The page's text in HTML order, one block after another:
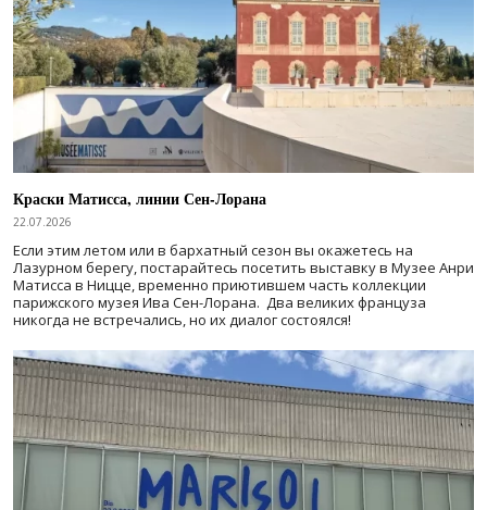
Краски Матисса, линии Сен-Лорана
22.07.2026
Если этим летом или в бархатный сезон вы окажетесь на
Лазурном берегу, постарайтесь посетить выставку в Музее Анри
Матисса в Ницце, временно приютившем часть коллекции
парижского музея Ива Сен-Лорана. Два великих француза
никогда не встречались, но их диалог состоялся!